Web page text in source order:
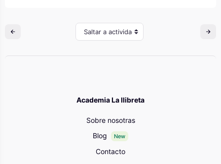
Saltar a actividad
Academia La llibreta
Sobre nosotras
Blog
New
Contacto